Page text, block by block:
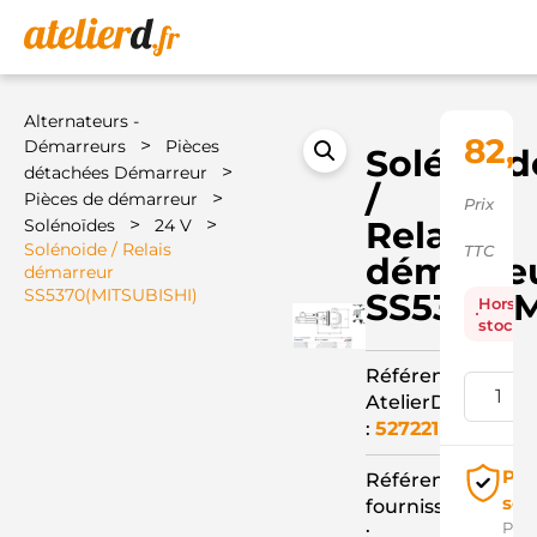
Alternateurs -
Démarreurs
>
Pièces
détachées Démarreur
>
Pièces de démarreur >
Solénoïdes > 24 V >
Solénoide / Relais
démarreur
SS5370(MITSUBISHI)
/
Relais
Référence
AtelierD
:527221
Référence
fournisseur
Prix
TTC
Hors
stock